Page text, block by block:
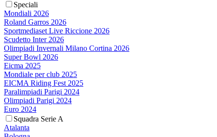
Speciali
Mondiali 2026
Roland Garros 2026
Sportmediaset Live Riccione 2026
Scudetto Inter 2026
Olimpiadi Invernali Milano Cortina 2026
Super Bowl 2026
Eicma 2025
Mondiale per club 2025
EICMA Riding Fest 2025
Paralimpiadi Parigi 2024
Olimpiadi Parigi 2024
Euro 2024
Squadra Serie A
Atalanta